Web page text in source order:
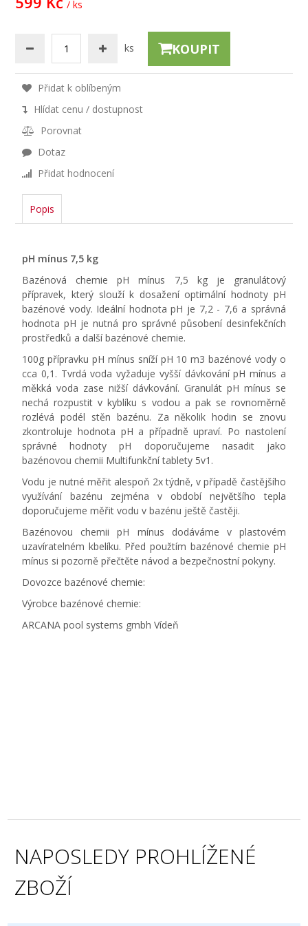
/ ks
ks KOUPIT
Přidat k oblíbeným
Hlídat cenu / dostupnost
Porovnat
Dotaz
Přidat hodnocení
Popis
pH mínus 7,5 kg
Bazénová chemie pH mínus 7,5 kg je granulátový
přípravek, který slouží k dosažení optimální hodnoty pH
bazénové vody. Ideální hodnota pH je 7,2 - 7,6 a správná
hodnota pH je nutná pro správné působení desinfekčních
prostředků a další bazénové chemie.
100g přípravku pH mínus sníží pH 10 m3 bazénové vody o
cca 0,1. Tvrdá voda vyžaduje vyšší dávkování pH mínus a
měkká voda zase nižší dávkování. Granulát pH mínus se
nechá rozpustit v kyblíku s vodou a pak se rovnoměrně
rozlévá podél stěn bazénu. Za několik hodin se znovu
zkontroluje hodnota pH a případně upraví. Po nastolení
správné hodnoty pH doporučujeme nasadit jako
bazénovou chemii Multifunkční tablety 5v1.
Vodu je nutné měřit alespoň 2x týdně, v případě častějšího
využívání bazénu zejména v období největšího tepla
doporučujeme měřit vodu v bazénu ještě častěji.
Bazénovou chemii pH mínus dodáváme v plastovém
uzavíratelném kbelíku. Před použtím bazénové chemie pH
mínus si pozorně přečtěte návod a bezpečnostní pokyny.
Dovozce bazénové chemie:
Výrobce bazénové chemie:
ARCANA pool systems gmbh Vídeň
NAPOSLEDY PROHLÍŽENÉ
ZBOŽÍ